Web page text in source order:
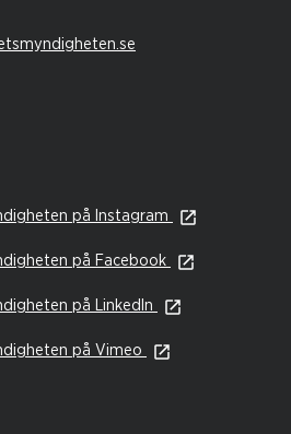
på Instagram
på Facebook
på LinkedIn
på Vimeo